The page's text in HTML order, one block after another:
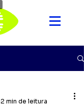
2 min de leitura